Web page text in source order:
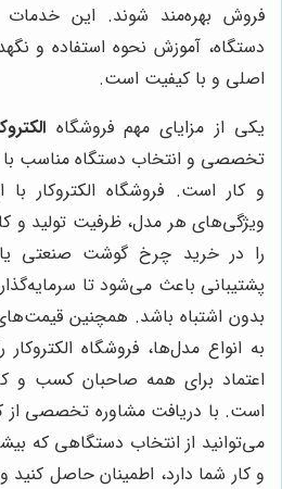
فروش بهره‌مند شوند. این
دستگاه، آموزش نحوه استفاده و
اصلی و با کیفیت است.
یکی از مزایای مهم فروشگاه
تخصصی و انتخاب دستگاه مناسب
و کار است. فروشگاه الکتروکار با
ویژگی‌های هر مدل، ظرفیت تولید و
را در خرید چرخ گوشت صنعتی
پشتیبانی باعث می‌شود تا
بدون اشتباه باشد. همچنین
به انواع مدل‌ها، فروشگاه
اعتماد برای همه صاحبان کسب و
است. با دریافت مشاوره تخصصی از
می‌توانید از انتخاب دستگاهی که
و کار شما دارد، اطمینان حاصل